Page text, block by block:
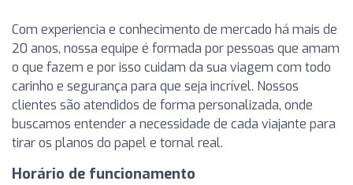
Com experiencia e conhecimento de mercado há mais de
20 anos, nossa equipe é formada por pessoas que amam
o que fazem e por isso cuidam da sua viagem com todo
carinho e segurança para que seja incrível. Nossos
clientes são atendidos de forma personalizada, onde
buscamos entender a necessidade de cada viajante para
tirar os planos do papel e tornal real.
Horário de funcionamento